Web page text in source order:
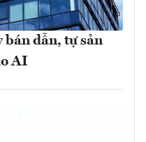
bán dẫn, tự sản
AI